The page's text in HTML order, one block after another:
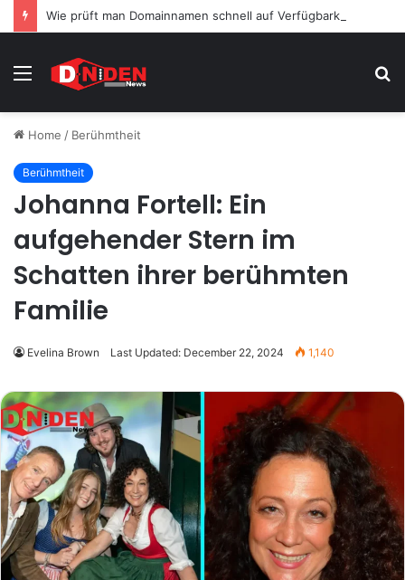
Wie prüft man Domainnamen schnell auf Verfügbarkeit?
Menu
Home / Berühmtheit
Berühmtheit
Johanna Fortell: Ein
aufgehender Stern im
Schatten ihrer berühmten
Familie
Evelina Brown Last Updated: December 22, 2024 1,140